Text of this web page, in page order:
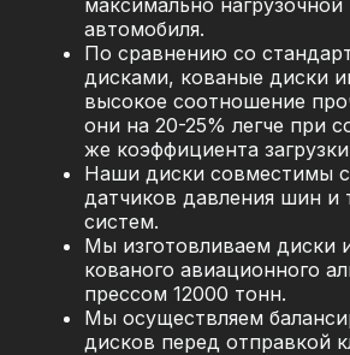
автомобиля.
По сравнению со
дисками, кованые диски
высокое соотношение
они на 20-25% легче при
же коэффициента
Наши диски совместимы
датчиков давления шин и
систем.
Мы изготовливаем диски
кованого авиационного
прессом 12000 тонн.
Мы осуществляем
дисков перед отправкой